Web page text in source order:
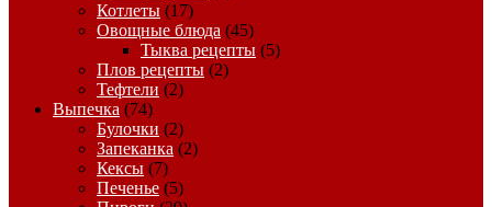
Котлеты (17)
Овощные блюда (45)
Тыква рецепты (5)
Плов рецепты (2)
Тефтели (2)
Выпечка (74)
Булочки (2)
Запеканка (2)
Кексы (7)
Печенье (5)